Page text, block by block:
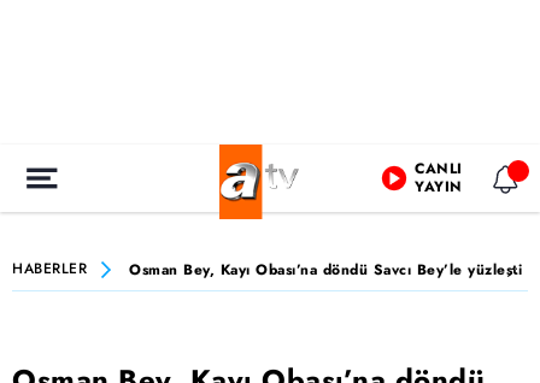
CANLI
YAYIN
HABERLER Osman Bey, Kayı Obası’na döndü Savcı Bey’le yüzleşti